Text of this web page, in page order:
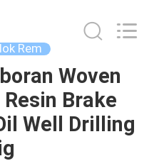
Rem
Woven
Brake
Well Drilling